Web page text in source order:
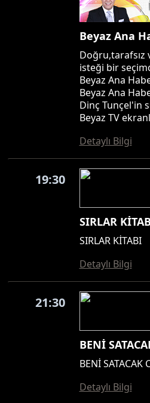
Beyaz Ana
Doğru,tarafsız
isteği bir
Beyaz Ana
Beyaz Ana
Dinç Tunçel'in
Beyaz TV
Detaylı Bilgi
19:30
SIRLAR
SIRLAR KİTABI
Detaylı Bilgi
21:30
BENİ
BENİ SATACAK
Detaylı Bilgi